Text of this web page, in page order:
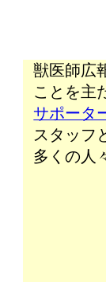
獣医師広
ことを主
サポータ
スタッフ
多くの人